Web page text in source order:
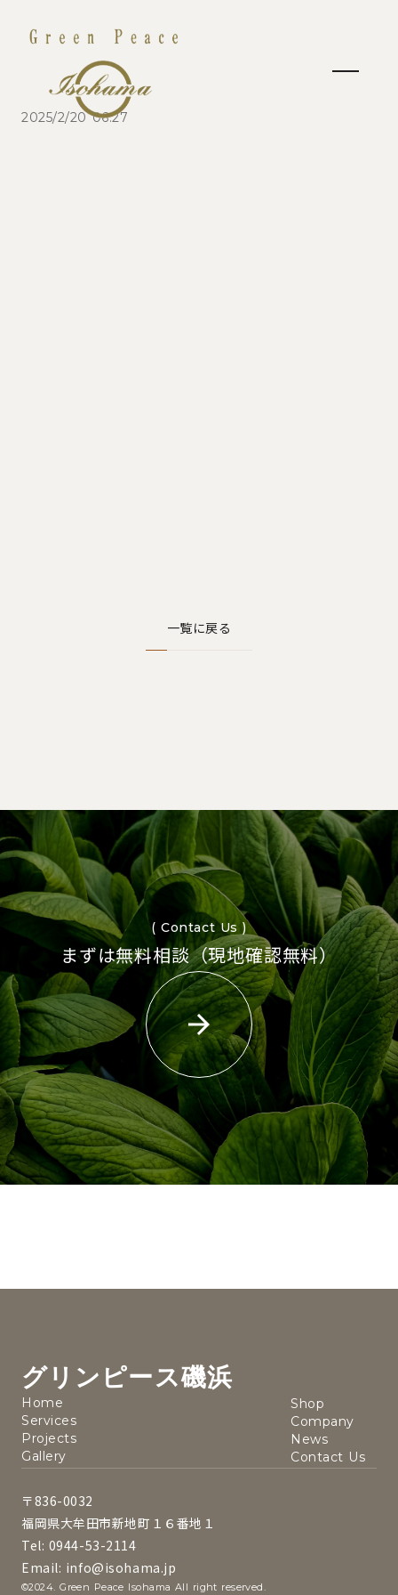
2025/2/20 06:27
一覧に戻る
( Contact Us )
まずは無料相談（現地確認無料）
arrow_forward
グリンピース磯浜
Home
Services
Projects
Gallery
Shop
Company
News
Contact Us
〒836-0032
福岡県大牟田市新地町１６番地１
Tel: 0944-53-2114
Email: info@isohama.jp
©2024. Green Peace Isohama All right reserved.